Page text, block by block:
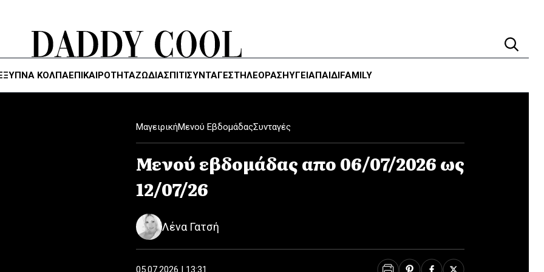
ΚΌΛΠΑΕΠΙΚΑΙΡΟΤΗΤΑΖΏΔΙΑΣΠΙΤΙΣΥΝΤΑΓΕΣΤΗΛΕΌΡΑΣΗΥΓΕΊΑΠΑΙΔΙFAMILY
ΜαγειρικήΜενού ΕβδομάδαςΣυνταγές
Μενού εβδομάδας απο 06/07/2026 ως
12/07/26
Λένα Γατσή
05.07.2026 | 13:31